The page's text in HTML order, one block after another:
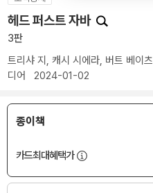
헤드 퍼스트 자바
3판
트리샤 지 , 캐시 시에라, 버트 베이츠
디어
2024-01-02
종이책
카드최대혜택가